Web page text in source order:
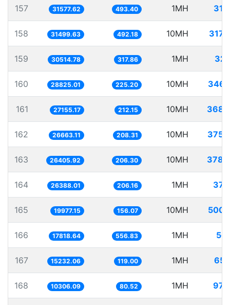
157 31577.62 493.40 1MH
158 31499.63 492.18 10MH
159 30514.78 317.86 1MH
160 28825.01 225.20 10MH
161 27155.17 212.15 10MH
162 26663.11 208.31 10MH
163 26405.92 206.30 10MH
164 26388.01 206.16 1MH
165 19977.15 156.07 10MH
166 17818.64 556.83 1MH
167 15232.06 119.00 1MH
168 10306.09 80.52 1MH